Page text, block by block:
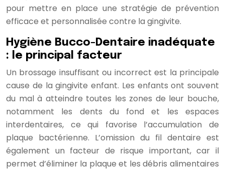
pour mettre en place une stratégie de prévention
efficace et personnalisée contre la gingivite.
Hygiène Bucco-Dentaire inadéquate
: le principal facteur
Un brossage insuffisant ou incorrect est la principale
cause de la gingivite enfant. Les enfants ont souvent
du mal à atteindre toutes les zones de leur bouche,
notamment les dents du fond et les espaces
interdentaires, ce qui favorise l’accumulation de
plaque bactérienne. L’omission du fil dentaire est
également un facteur de risque important, car il
permet d’éliminer la plaque et les débris alimentaires